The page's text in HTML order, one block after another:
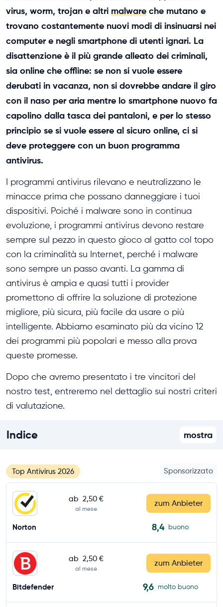
virus, worm, trojan e altri malware che mutano e
trovano costantemente nuovi modi di insinuarsi nei
computer e negli smartphone di utenti ignari. La
disattenzione è il più grande alleato dei criminali,
sia online che offline: se non si vuole essere
derubati in vacanza, non si dovrebbe andare il giro
con il naso per aria mentre lo smartphone nuovo fa
capolino dalla tasca dei pantaloni, e per lo stesso
principio se si vuole essere al sicuro online, ci si
deve proteggere con un buon programma
antivirus.
I programmi antivirus rilevano e neutralizzano le
minacce prima che possano danneggiare i tuoi
dispositivi. Poiché i malware sono in continua
evoluzione, i programmi antivirus devono restare
sempre sul pezzo in questo gioco al gatto col topo
con la criminalità su Internet, perché i malware
sono sempre un passo avanti. La gamma di
antivirus è ampia e quasi tutti i provider
promettono di offrire la soluzione di protezione
migliore, più sicura, più facile da usare o più
intelligente. Abbiamo esaminato più da vicino 12
dei programmi più popolari e messo alla prova
queste promesse.
Dopo che avremo presentato i tre vincitori del
nostro test, entreremo nel dettaglio sui nostri criteri
di valutazione.
Indice mostra
Top Antivirus 2026 Sponsorizzato
ab 2,50 €
al mese
zum Anbieter
Norton 8,4 buono
ab 2,50 €
al mese
zum Anbieter
Bitdefender 9,6 molto buono